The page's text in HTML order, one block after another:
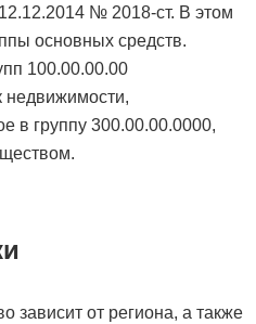
№ 2018-ст. В этом
основных средств.
100.00.00.00
недвижимости,
в группу 300.00.00.0000,
зависит от региона, а также